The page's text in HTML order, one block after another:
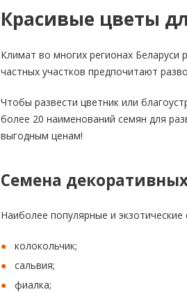
Красивые цветы
Климат во многих регионах
частных участков предпочитают
Чтобы развести цветник или
более 20 наименований семян для
выгодным ценам!
Семена
Наиболее популярные и экзотические
колокольчик;
сальвия;
фиалка;